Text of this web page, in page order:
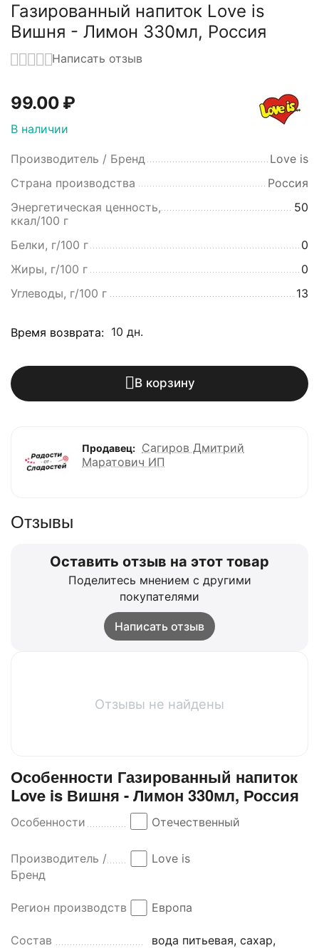
Газированный напиток Love is
Вишня - Лимон 330мл, Россия
Написать отзыв
99.00 ₽
В наличии
Производитель / Бренд
Love is
Страна производства
Россия
Энергетическая ценность,
ккал/100 г
50
Белки, г/100 г
0
Жиры, г/100 г
0
Углеводы, г/100 г
13
Время возврата: 10 дн.
В корзину
Продавец: Сагиров Дмитрий
Маратович ИП
Отзывы
Оставить отзыв на этот товар
Поделитесь мнением с другими
покупателями
Написать отзыв
Отзывы не найдены
Особенности Газированный напиток
Love is Вишня - Лимон 330мл, Россия
Особенности Отечественный
Производитель /
Бренд
Love is
Регион производства Европа
Состав
вода питьевая, сахар,